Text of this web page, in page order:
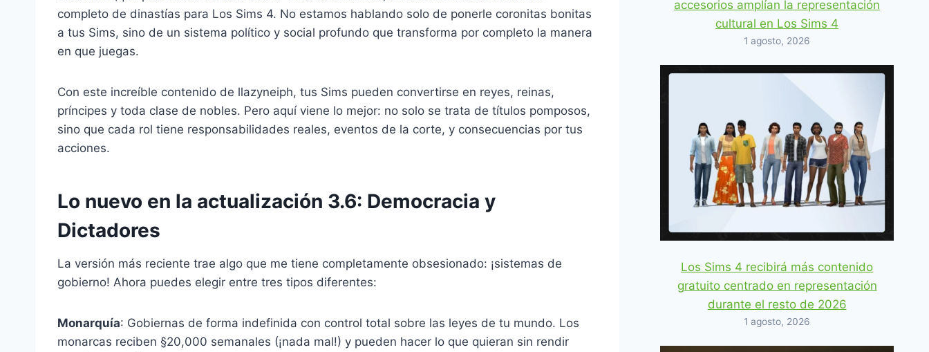
completo de dinastías para Los Sims 4. No estamos hablando solo de ponerle coronitas bonitas
a tus Sims, sino de un sistema político y social profundo que transforma por completo la manera
en que juegas.
Con este increíble contenido de llazyneiph, tus Sims pueden convertirse en reyes, reinas,
príncipes y toda clase de nobles. Pero aquí viene lo mejor: no solo se trata de títulos pomposos,
sino que cada rol tiene responsabilidades reales, eventos de la corte, y consecuencias por tus
acciones.
Lo nuevo en la actualización 3.6: Democracia y
Dictadores
La versión más reciente trae algo que me tiene completamente obsesionado: ¡sistemas de
gobierno! Ahora puedes elegir entre tres tipos diferentes:
Monarquía: Gobiernas de forma indefinida con control total sobre las leyes de tu mundo. Los
monarcas reciben §20,000 semanales (¡nada mal!) y pueden hacer lo que quieran sin rendir
accesorios amplían la representación
cultural en Los Sims 4
1 agosto, 2026
Los Sims 4 recibirá más contenido
gratuito centrado en representación
durante el resto de 2026
1 agosto, 2026